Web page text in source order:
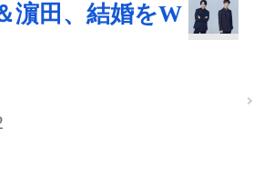
濵田、結婚をW